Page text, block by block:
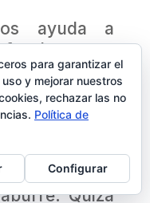
ayuda a
. Los que
la parábola
indica
en Dios no
a Dios le
la impresión
adormece,
Quizá
para garantizar el
y mejorar nuestros
rechazar las no
Política de
Configurar